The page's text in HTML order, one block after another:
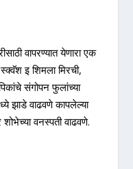
वापरण्यात येणारा एक
इ शिमला मिरची,
संगोपन फुलांच्या
झाडे वाढवणे कापलेल्या
वनस्पती वाढवणे.